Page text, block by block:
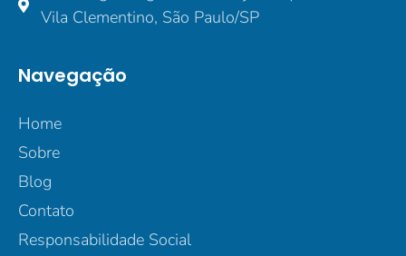
Vila Clementino, São Paulo/SP
Navegação
Home
Sobre
Blog
Contato
Responsabilidade Social